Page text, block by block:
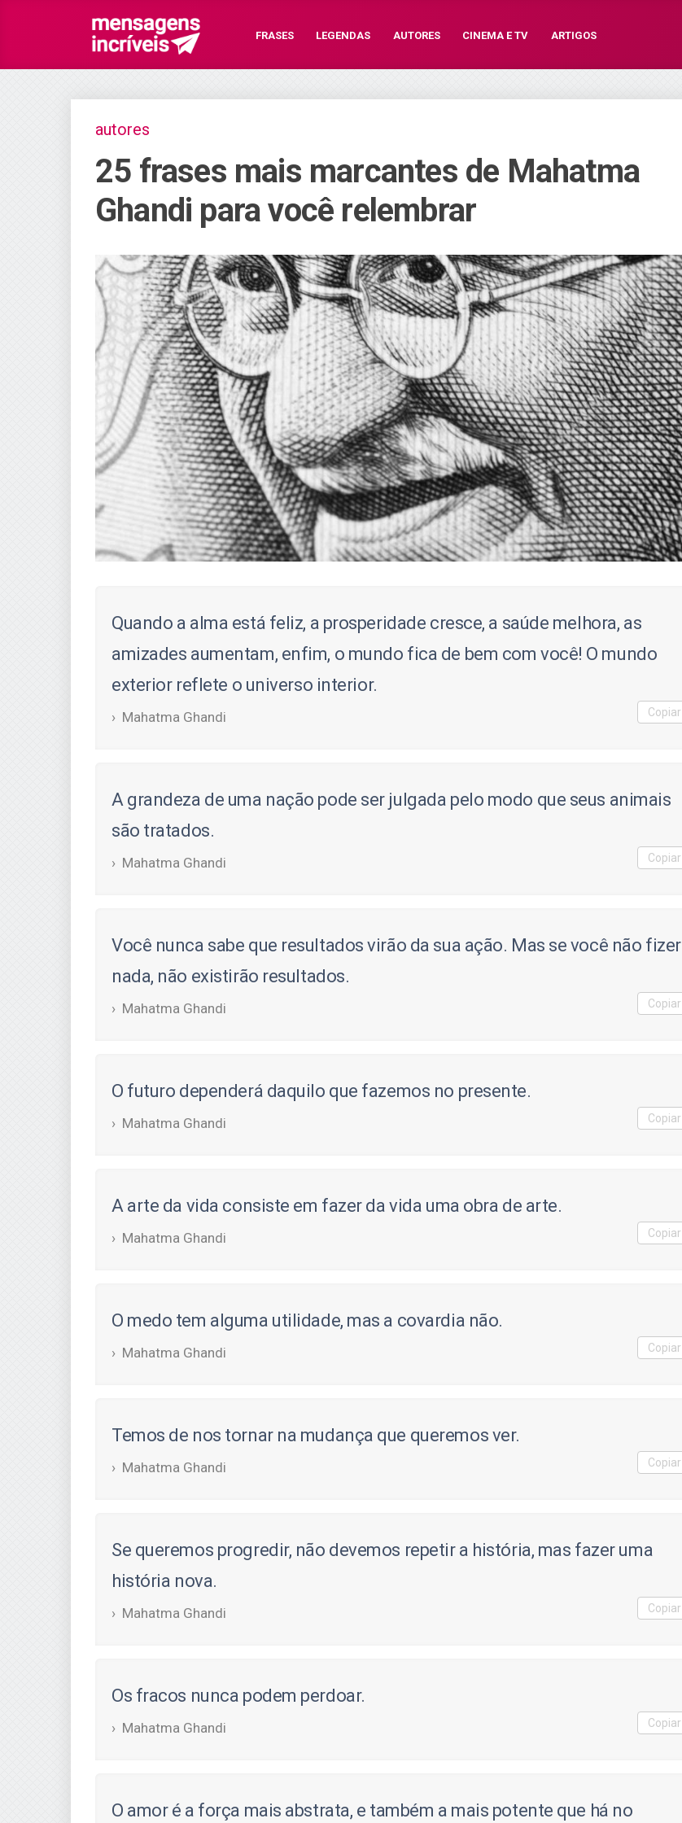
FRASES LEGENDAS AUTORES CINEMA E TV ARTIGOS
autores
25 frases mais marcantes de Mahatma
Ghandi para você relembrar
Quando a alma está feliz, a prosperidade cresce, a saúde melhora, as
amizades aumentam, enfim, o mundo fica de bem com você! O mundo
exterior reflete o universo interior.
Mahatma Ghandi Copiar
A grandeza de uma nação pode ser julgada pelo modo que seus animais
são tratados.
Mahatma Ghandi Copiar
Você nunca sabe que resultados virão da sua ação. Mas se você não fizer
nada, não existirão resultados.
Mahatma Ghandi Copiar
O futuro dependerá daquilo que fazemos no presente.
Mahatma Ghandi Copiar
A arte da vida consiste em fazer da vida uma obra de arte.
Mahatma Ghandi Copiar
O medo tem alguma utilidade, mas a covardia não.
Mahatma Ghandi Copiar
Temos de nos tornar na mudança que queremos ver.
Mahatma Ghandi Copiar
Se queremos progredir, não devemos repetir a história, mas fazer uma
história nova.
Mahatma Ghandi Copiar
Os fracos nunca podem perdoar.
Mahatma Ghandi Copiar
O amor é a força mais abstrata, e também a mais potente que há no